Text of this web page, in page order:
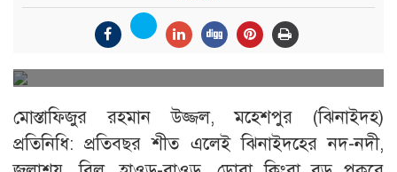
মোস্তাফিজুর রহমান উজ্জল, মহেশপুর (ঝিনাইদহ)
প্রতিনিধি: প্রতিবছর শীত এলেই ঝিনাইদহের নদ-নদী,